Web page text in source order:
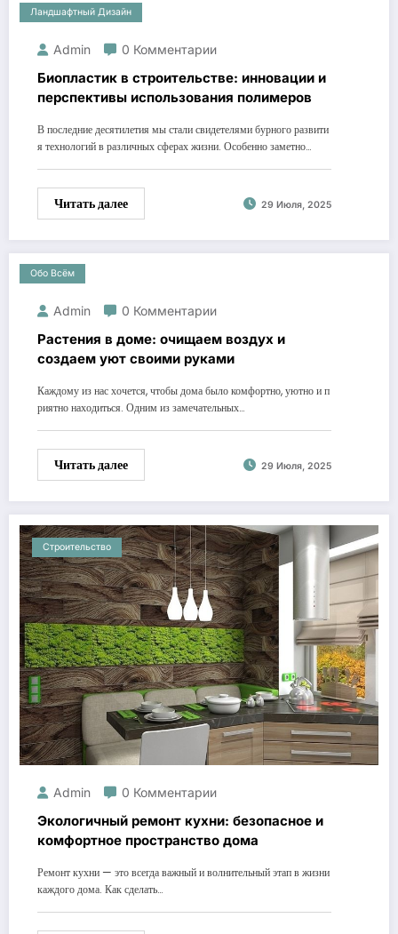
Ландшафтный Дизайн
Admin 0 Комментарии
Биопластик в строительстве: инновации и
перспективы использования полимеров
В последние десятилетия мы стали свидетелями бурного развити
я технологий в различных сферах жизни. Особенно заметно…
Читать далее 29 Июля, 2025
Обо Всём
Admin 0 Комментарии
Растения в доме: очищаем воздух и
создаем уют своими руками
Каждому из нас хочется, чтобы дома было комфортно, уютно и п
риятно находиться. Одним из замечательных…
Читать далее 29 Июля, 2025
Строительство
Admin 0 Комментарии
Экологичный ремонт кухни: безопасное и
комфортное пространство дома
Ремонт кухни — это всегда важный и волнительный этап в жизни
каждого дома. Как сделать…